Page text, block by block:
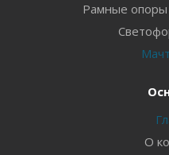
Рамные
О